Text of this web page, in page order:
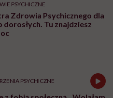
PSYCHICZNE
Zdrowia Psychicznego dla
dorosłych. Tu znajdziesz
PSYCHICZNE